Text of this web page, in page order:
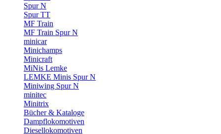
Spur N
Spur TT
MF Train
MF Train Spur N
minicar
Minichamps
Minicraft
MiNis Lemke
LEMKE Minis Spur N
Miniwing Spur N
minitec
Minitrix
Bücher & Kataloge
Dampflokomotiven
Diesellokomotiven